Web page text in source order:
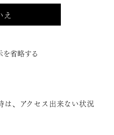
く御礼申し上げます。
は、アクセス出来ない状況
え
省略する